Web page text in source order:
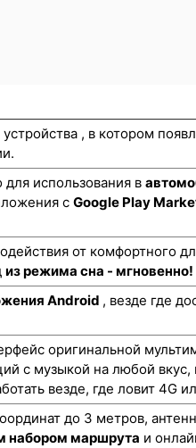
, в котором
для использования в
с Google Play
от комфортного
из режима сна - мгновенно!
Android , везде где
оригинальной
с музыкой на любой
везде, где ловит 4G
до 3 метров,
набором маршрута и